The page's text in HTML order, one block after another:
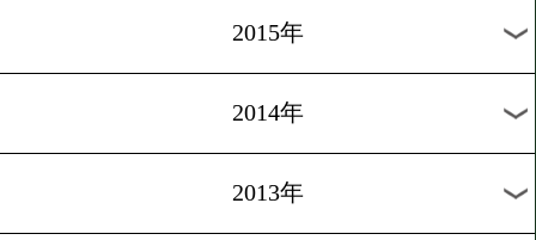
2021年